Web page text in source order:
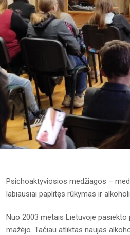
Psichoaktyviosios medžiagos –
labiausiai paplitęs rūkymas ir
Nuo 2003 metais Lietuvoje
mažėjo. Tačiau atliktas naujas